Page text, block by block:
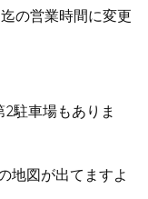
の営業時間に変更
駐車場もありま
地図が出てますよ